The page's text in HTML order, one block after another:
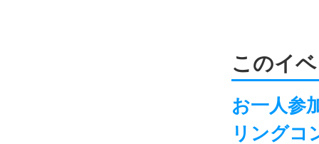
このイ
お一人参
リングコ